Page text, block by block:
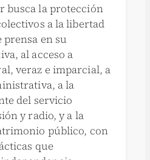
busca la protección
a la libertad
prensa en su
al acceso a
veraz e imparcial, a
a la
del servicio
y radio, y a la
público, con
que